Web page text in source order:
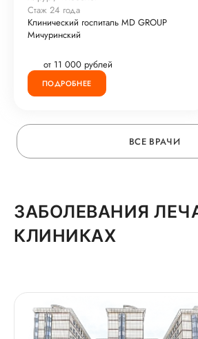
Стаж 24 года
Клинический госпиталь MD GROUP
Мичуринский
от 11 000 рублей
ПОДРОБНЕЕ
ВСЕ ВРАЧИ
ЗАБОЛЕВАНИЯ
КЛИНИКАХ